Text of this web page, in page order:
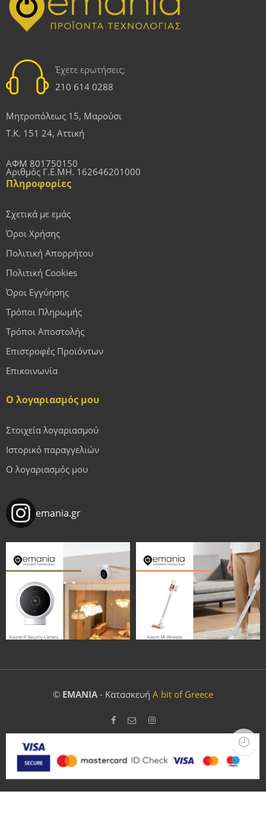
Έχετε ερωτήσεις;
210 614 0288
Μητροπόλεως 15, Μαρούσι
Τ.Κ. 151 24, Αττική
ΑΦΜ 801750150
Αριθμός Γ.Ε.ΜΗ. 162646201000
Πληροφορίες
Σχετικά με εμάς
Όροι Χρήσης
Πολιτική Απορρήτου
Πολιτική Cookies
Όροι Εγγύησης
Τρόποι Πληρωμής
Τρόποι Αποστολής
Επιστροφές Προϊόντων
Επικοινωνία
Ο λογαριασμός μου
Στοιχεία λογαριασμού
Ιστορικό παραγγελιών
Ο λογαριασμός μου
emania.gr
© EMANIA- Κατασκευή A bit of Greece